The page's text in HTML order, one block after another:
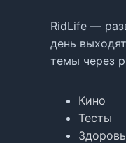
RidLife —
день
темы через
Кино
Тесты